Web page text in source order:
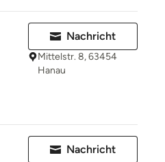
Nachricht
Mittelstr. 8, 63454
Hanau
Nachricht